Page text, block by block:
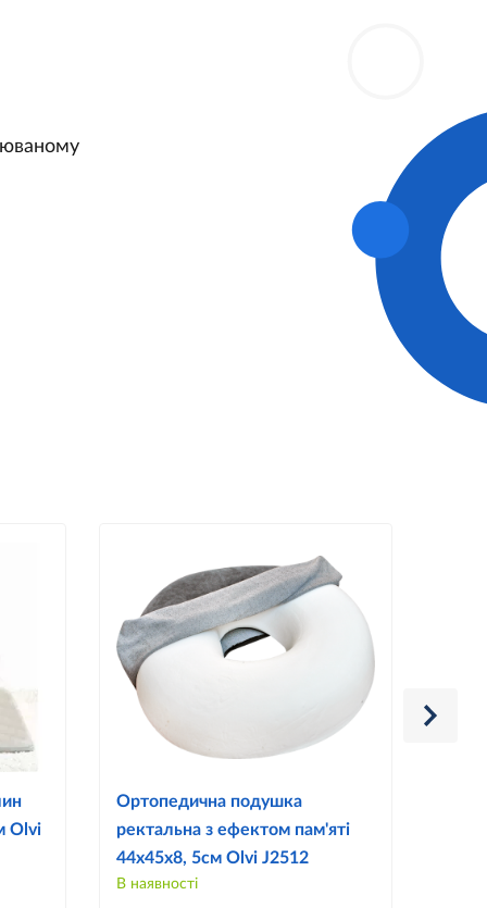
Olvi
Ортопедична подушка
ректальна з ефектом пам'яті
44х45х8, 5см Olvi J2512
В наявності